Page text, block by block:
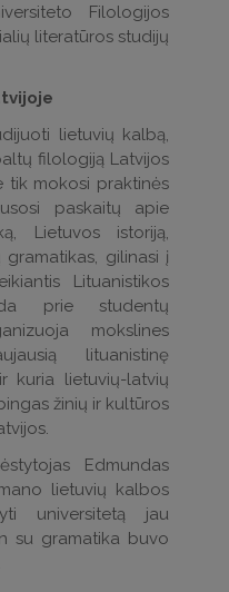
Filologijos
literatūros studijų
lietuvių kalbą,
filologiją Latvijos
tik mokosi praktinės
paskaitų apie
Lietuvos istoriją,
gilinasi į
Lituanistikos
prie studentų
mokslines
lituanistinę
kuria lietuvių-latvių
žinių ir kultūros
Edmundas
lietuvių kalbos
universitetą jau
su gramatika buvo